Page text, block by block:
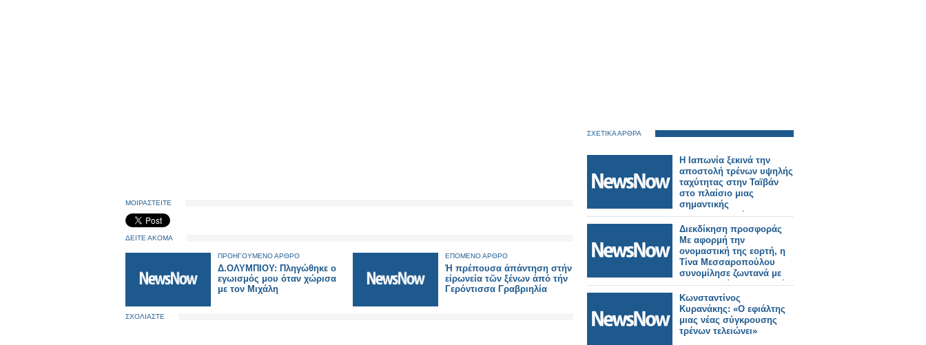
ΜΟΙΡΑΣΤΕΙΤΕ
ΔΕΙΤΕ ΑΚΟΜΑ
ΠΡΟΗΓΟΥΜΕΝΟ ΑΡΘΡΟ
Δ.ΟΛΥΜΠΙΟΥ: Πληγώθηκε ο
εγωισμός μου όταν χώρισα
με τον Μιχάλη
ΕΠΟΜΕΝΟ ΑΡΘΡΟ
Ἡ πρέπουσα ἀπάντηση στήν
εἰρωνεία τῶν ξένων ἀπό τήν
Γερόντισσα Γραβριηλία
ΣΧΟΛΙΑΣΤΕ
ΣΧΕΤΙΚΑ ΑΡΘΡΑ
Η Ιαπωνία ξεκινά την
αποστολή τρένων υψηλής
ταχύτητας στην Ταϊβάν
στο πλαίσιο μιας
σημαντικής
σιδηροδρομικής
παραγγελίας.
Διεκδίκηση προσφοράς
Με αφορμή την
ονομαστική της εορτή, η
Τίνα Μεσσαροπούλου
συνομίλησε ζωντανά με
την Σταματίνα Τσιμτσιλή
και την τηλεοπτική της
παρέα το πρωινό της
Πέμπτης στο Happy Day
του Alpha. Κι αυτό, μιας
και αμέσως μετά τις ευχές
Κωνσταντίνος
Κυρανάκης: «Ο εφιάλτης
μιας νέας σύγκρουσης
τρένων τελειώνει»